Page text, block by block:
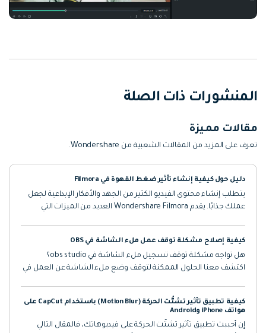
المنشورات ذات الصلة
مقالات مميزة
تعرف على المزيد من المقالات الشعبية من Wondershare.
دليل حول كيفية إنشاء تأثير ضغط القهوة في Filmora
يتطلب إنشاء محتوى الفيديو الكثير من الجهد والأفكار الإبداعية لجعل
عملك جذابًا. يقدم Wondershare Filmora العديد من الميزات التي
القهوة
كيفية إصلاح مشكلة توقف عمل ملء الشاشة في OBS
هل تواجه مشكلة توقف تسجيل ملء الشاشة في obs studio؟
اكتشف معنا الحلول الممكنة لتوقف وضع ملء الشاشة عن العمل في
كيفية تطبيق تأثير تشتُّت الحركة (Motion Blur) باستخدام CapCut على
هواتف iPhone وAndroid
إن أحببت تطبيق تأثير تشتُّت الحركة على فيديوهاتك، فالمقال التالي